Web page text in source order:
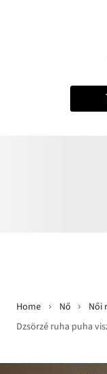
Home Nő Női
Dzsörzé ruha puha